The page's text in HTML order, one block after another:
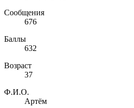
Сообщения
676
Баллы
632
Возраст
37
Ф.И.О.
Артём